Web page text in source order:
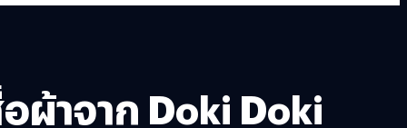
ผ้าจาก Doki Doki